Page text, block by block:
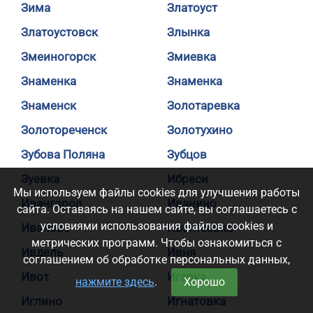
Зима
Златоуст
Златоустовск
Злынка
Змеиногорск
Змиевка
Знаменка
Знаменка
Знаменск
Золотаревка
Золотореченск
Золотухино
Зубова Поляна
Зубцов
Зуевка
Ибреси
Ивангород
Иванино
Иваново
Ивантеевка
Ивдель
Ивня
Ивот
Игарка
Иглино
Игнатовка
Мы используем файлы cookies для улучшения работы
сайта. Оставаясь на нашем сайте, вы соглашаетесь с
условиями использования файлов cookies и
метрических программ. Чтобы ознакомиться с
соглашением об обработке персональных данных,
нажмите здесь. Хорошо